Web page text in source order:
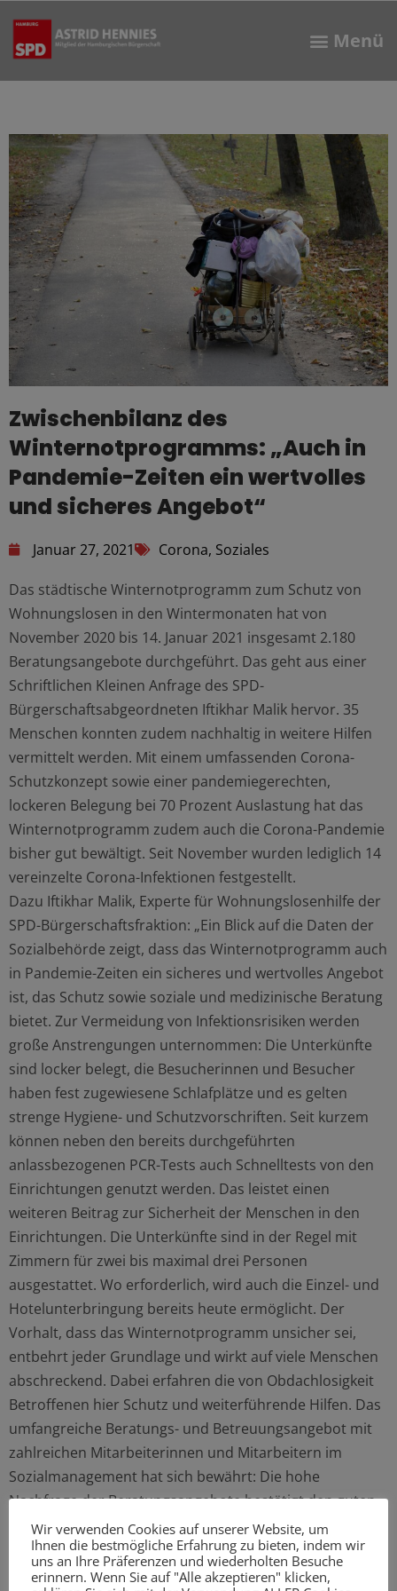
Zwischenbilanz des
Winternotprogramms: „Auch in
Pandemie-Zeiten ein wertvolles
und sicheres Angebot“
Januar 27, 2021 Corona, Soziales
Das städtische Winternotprogramm zum Schutz von
Wohnungslosen in den Wintermonaten hat von
November 2020 bis 14. Januar 2021 insgesamt 2.180
Beratungsangebote durchgeführt. Das geht aus einer
Schriftlichen Kleinen Anfrage des SPD-
Bürgerschaftsabgeordneten Iftikhar Malik hervor. 35
Menschen konnten zudem nachhaltig in weitere Hilfen
vermittelt werden. Mit einem umfassenden Corona-
Schutzkonzept sowie einer pandemiegerechten,
lockeren Belegung bei 70 Prozent Auslastung hat das
Winternotprogramm zudem auch die Corona-Pandemie
bisher gut bewältigt. Seit November wurden lediglich 14
vereinzelte Corona-Infektionen festgestellt.
Dazu Iftikhar Malik, Experte für Wohnungslosenhilfe der
SPD-Bürgerschaftsfraktion: „Ein Blick auf die Daten der
Sozialbehörde zeigt, dass das Winternotprogramm auch
in Pandemie-Zeiten ein sicheres und wertvolles Angebot
ist, das Schutz sowie soziale und medizinische Beratung
bietet. Zur Vermeidung von Infektionsrisiken werden
große Anstrengungen unternommen: Die Unterkünfte
sind locker belegt, die Besucherinnen und Besucher
haben fest zugewiesene Schlafplätze und es gelten
strenge Hygiene- und Schutzvorschriften. Seit kurzem
können neben den bereits durchgeführten
anlassbezogenen PCR-Tests auch Schnelltests von den
Einrichtungen genutzt werden. Das leistet einen
weiteren Beitrag zur Sicherheit der Menschen in den
Einrichtungen. Die Unterkünfte sind in der Regel mit
Zimmern für zwei bis maximal drei Personen
ausgestattet. Wo erforderlich, wird auch die Einzel- und
Hotelunterbringung bereits heute ermöglicht. Der
Vorhalt, dass das Winternotprogramm unsicher sei,
entbehrt jeder Grundlage und wirkt auf viele Menschen
abschreckend. Dabei erfahren die von Obdachlosigkeit
Betroffenen hier Schutz und weiterführende Hilfen. Das
umfangreiche Beratungs- und Betreuungsangebot mit
zahlreichen Mitarbeiterinnen und Mitarbeitern im
Sozialmanagement hat sich bewährt: Die hohe
Nachfrage der Beratungsangebote bestätigt den guten
Ansatz des Winternotprogramms. Neben Obdach
braucht es auch Fürsorge – das ist mit anderen Formen
der Unterbringung nicht zu leisten.“
Wir verwenden Cookies auf unserer Website, um
Ihnen die bestmögliche Erfahrung zu bieten, indem wir
uns an Ihre Präferenzen und wiederholten Besuche
erinnern. Wenn Sie auf "Alle akzeptieren" klicken,